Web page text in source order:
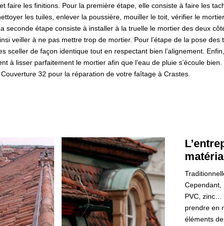
faire les finitions. Pour la première étape, elle consiste à faire les
les tuiles, enlever la poussière, mouiller le toit, vérifier le mortier
seconde étape consiste à installer à la truelle le mortier des deux
veiller à ne pas mettre trop de mortier. Pour l’étape de la pose des
sceller de façon identique tout en respectant bien l’alignement.
à lisser parfaitement le mortier afin que l’eau de pluie s’écoule
32 pour la réparation de votre faîtage à Crastes.
Cependant,
PVC, zinc…
prendre en
éléments